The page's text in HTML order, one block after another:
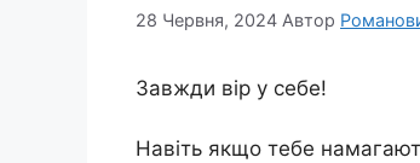
28 Червня, 2024 Автор
Завжди вір у себе!
Навіть якщо тебе